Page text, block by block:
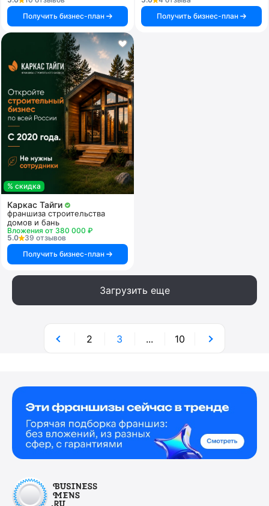
Получить бизнес-план
Получить бизнес-план
% скидка
Каркас Тайги
франшиза строительства
домов и бань
Вложения от 380 000 ₽
5.0
39 отзывов
Получить бизнес-план
Загрузить еще
2 3 ... 10